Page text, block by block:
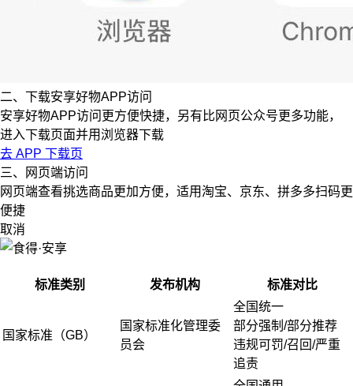
二、下载安享好物APP访问
安享好物APP访问更方便快捷，另有比网页公众号更多功能，
进入下载页面并用浏览器下载
去 APP 下载页
三、网页端访问
网页端查看挑选商品更加方便，适用淘宝、京东、拼多多扫码更
便捷
取消
标准类别 发布机构 标准对比
国家标准（GB）
国家标准化管理委
员会
全国统一
部分强制/部分推荐
违规可罚/召回/严重
追责